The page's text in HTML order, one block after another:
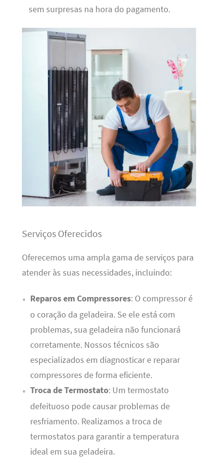
sem surpresas na hora do pagamento.
Serviços Oferecidos
Oferecemos uma ampla gama de serviços para
atender às suas necessidades, incluindo:
Reparos em Compressores: O compressor é
o coração da geladeira. Se ele está com
problemas, sua geladeira não funcionará
corretamente. Nossos técnicos são
especializados em diagnosticar e reparar
compressores de forma eficiente.
Troca de Termostato: Um termostato
defeituoso pode causar problemas de
resfriamento. Realizamos a troca de
termostatos para garantir a temperatura
ideal em sua geladeira.